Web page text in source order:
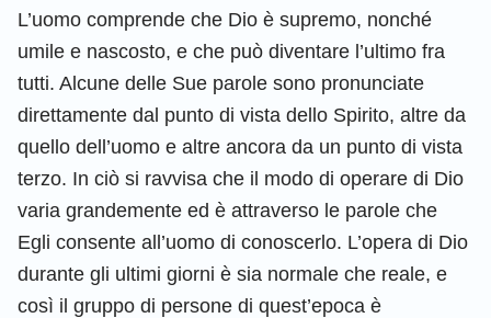
L’uomo comprende che Dio è supremo, nonché
umile e nascosto, e che può diventare l’ultimo fra
tutti. Alcune delle Sue parole sono pronunciate
direttamente dal punto di vista dello Spirito, altre da
quello dell’uomo e altre ancora da un punto di vista
terzo. In ciò si ravvisa che il modo di operare di Dio
varia grandemente ed è attraverso le parole che
Egli consente all’uomo di conoscerlo. L’opera di Dio
durante gli ultimi giorni è sia normale che reale, e
così il gruppo di persone di quest’epoca è